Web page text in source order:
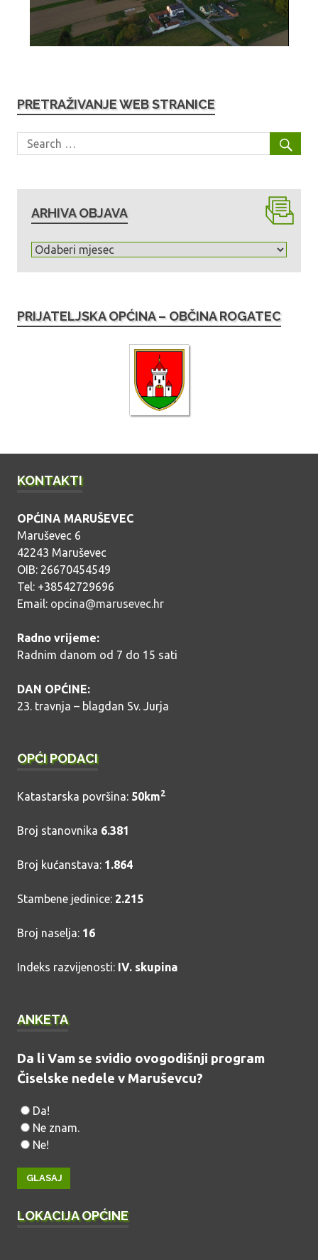
PRETRAŽIVANJE WEB STRANICE
ARHIVA OBJAVA
A
v
PRIJATELJSKA OPĆINA – OBČINA ROGATEC
KONTAKTI
OPĆINA MARUŠEVEC
Maruševec 6
42243 Maruševec
OIB: 26670454549
Tel: +38542729696
Email: opcina@marusevec.hr
Radno vrijeme:
Radnim danom od 7 do 15 sati
DAN OPĆINE:
23. travnja – blagdan Sv. Jurja
OPĆI PODACI
Katastarska površina: 50km2
Broj stanovnika 6.381
Broj kućanstava: 1.864
Stambene jedinice: 2.215
Broj naselja: 16
Indeks razvijenosti: IV. skupina
ANKETA
Da li Vam se svidio ovogodišnji program
Čiselske nedele v Maruševcu?
Da!
Ne znam.
Ne!
LOKACIJA OPĆINE